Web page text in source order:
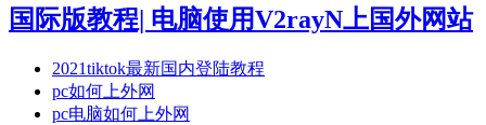
国际版教程| 电脑使用V2rayN上国外网站
2021tiktok最新国内登陆教程
pc如何上外网
pc电脑如何上外网